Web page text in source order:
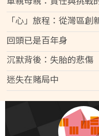
「心」旅程：從灣區
回頭已是百年身
沉默背後：失胎的悲傷
迷失在賭局中